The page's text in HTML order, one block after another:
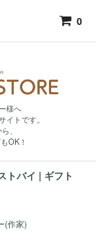
0
様へ
トです。
、
OK！
トバイ | ギフト
(作家)